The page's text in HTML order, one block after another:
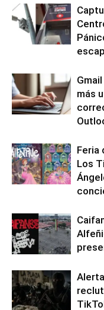
más
Feria
Los